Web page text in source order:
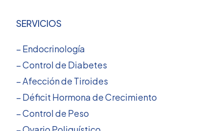
SERVICIOS
– Endocrinología
– Control de Diabetes
– Afección de Tiroides
– Déficit Hormona de Crecimiento
– Control de Peso